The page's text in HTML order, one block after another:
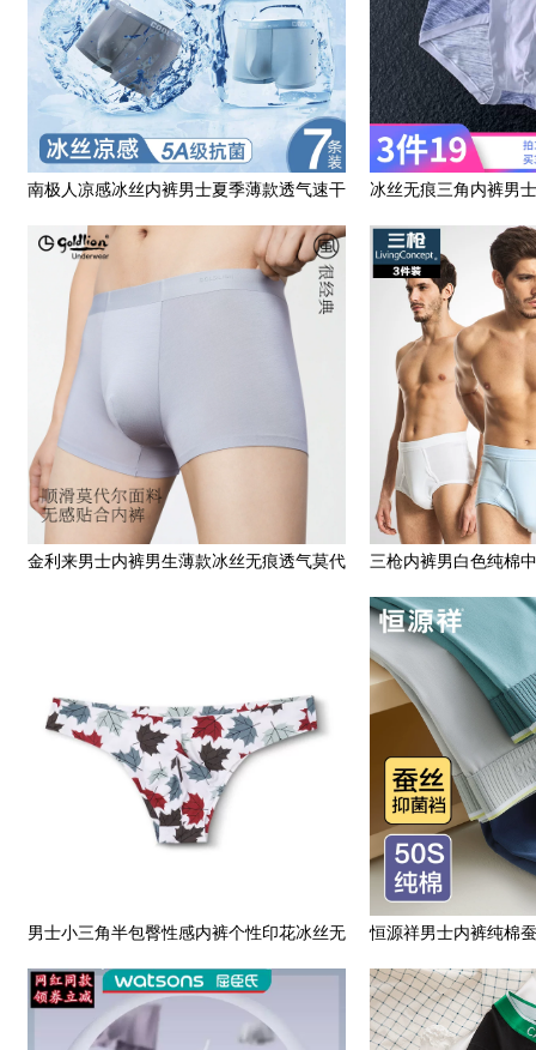
南极人凉感冰丝内裤男士夏季薄款透气速干
大码四角裤宽松平角裤头
冰丝无痕三角内裤男
面料纯色粉
金利来男士内裤男生薄款冰丝无痕透气莫代
三枪内裤男白色纯棉
色本命年老
男士小三角半包臀性感内裤个性印花冰丝无
痕U凸比基尼男裤衩夏
恒源祥男士内裤纯棉
透气男生运